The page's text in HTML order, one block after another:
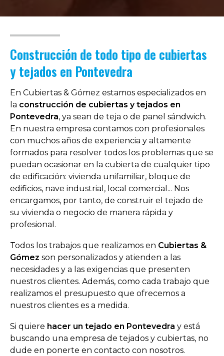
Construcción de todo tipo de cubiertas
y tejados en Pontevedra
En Cubiertas & Gómez estamos especializados en
la construcción de cubiertas y tejados en
Pontevedra, ya sean de teja o de panel sándwich.
En nuestra empresa contamos con profesionales
con muchos años de experiencia y altamente
formados para resolver todos los problemas que se
puedan ocasionar en la cubierta de cualquier tipo
de edificación: vivienda unifamiliar, bloque de
edificios, nave industrial, local comercial... Nos
encargamos, por tanto, de construir el tejado de
su vivienda o negocio de manera rápida y
profesional.
Todos los trabajos que realizamos en Cubiertas &
Gómez son personalizados y atienden a las
necesidades y a las exigencias que presenten
nuestros clientes. Además, como cada trabajo que
realizamos el presupuesto que ofrecemos a
nuestros clientes es a medida.
Si quiere hacer un tejado en Pontevedra y está
buscando una empresa de tejados y cubiertas, no
dude en ponerte en contacto con nosotros.